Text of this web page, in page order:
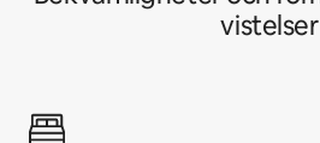
vistelser